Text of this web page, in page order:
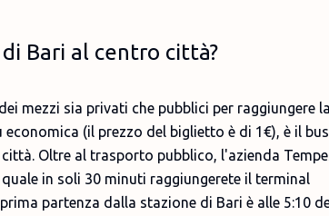
Bari al centro città?
mezzi sia privati che pubblici per raggiungere la
(il prezzo del biglietto è di 1€), è il bus
Oltre al trasporto pubblico, l'azienda
in soli 30 minuti raggiungerete il terminal
partenza dalla stazione di Bari è alle 5:10